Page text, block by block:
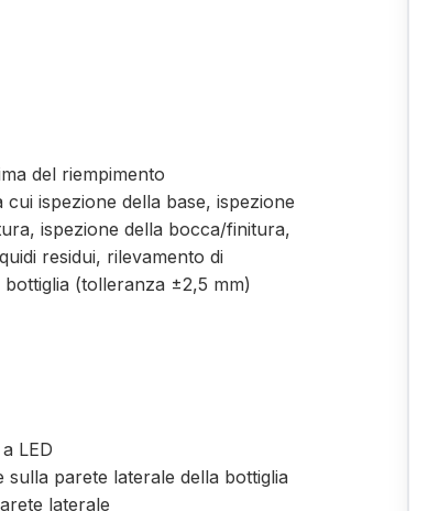
del riempimento
ispezione della base, ispezione
ispezione della bocca/finitura,
residui, rilevamento di
(tolleranza ±2,5 mm)
LED
parete laterale della bottiglia
laterale